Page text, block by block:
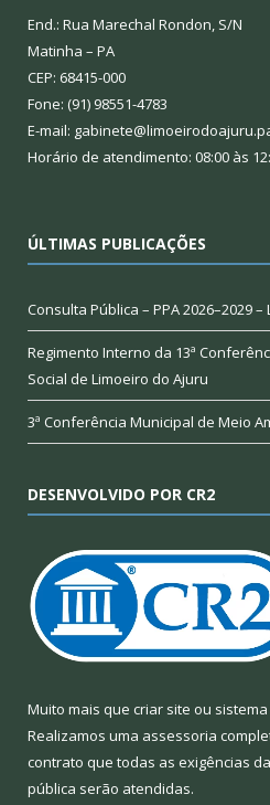
End.: Rua Marechal Rondon, S/N
Matinha – PA
CEP: 68415-000
Fone: (91) 98551-4783
E-mail:
Horário de atendimento: 08:00 às
ÚLTIMAS PUBLICAÇÕES
Consulta Pública – PPA 2026–2029
Regimento Interno da 13ª
Social de Limoeiro do Ajuru
3ª Conferência Municipal de Meio
DESENVOLVIDO POR CR2
Muito mais que criar site ou
Realizamos uma assessoria
contrato que todas as exigências
pública serão atendidas.